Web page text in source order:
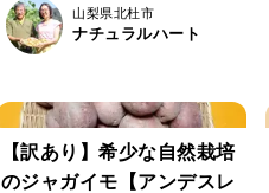
山梨県北杜市
ナチュラルハート
【訳あり】希少な自然栽培
のジャガイモ【アンデスレ